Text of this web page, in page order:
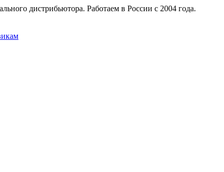
дистрибьютора. Работаем в России с 2004 года.